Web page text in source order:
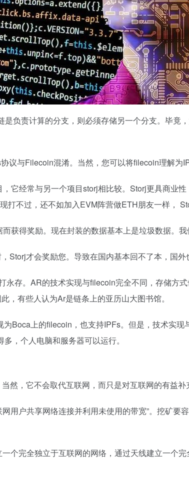
负责计算的分支，则必须存储另一个分支。毕
议与Filecoin混淆。当然，您可以将filecoin理解为
它经常与另一个项目storj相比较。Storj更具商业
打不过，还不如加入EVM阵营做ETH朋友一样，
获得奖励。现在封装的数据基本上是垃圾数据。我
Storj才会奖励您。导致在国内基本回不了本，国
永存。AR的技术实现与filecoin完全不同，存储方
，有些人认为Ar是链条上的亚历山大图书馆。
Boca上的filecoin，也支持IPFs。但是，技术实
，个人电脑和服务器可以运行。
然，它不会取代互联网，而只是对互联网的有益补
用户共享网络连接并利用未使用的带宽”。挖矿
个完全独立于互联网的网络，通过天线建立一个